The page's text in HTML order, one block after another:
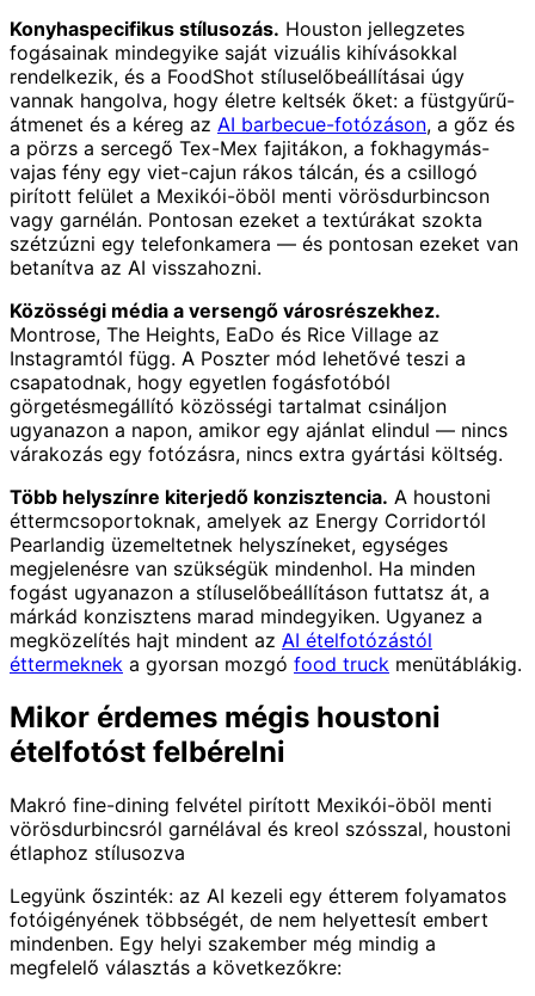
Konyhaspecifikus stílusozás. Houston jellegzetes
fogásainak mindegyike saját vizuális kihívásokkal
rendelkezik, és a FoodShot stíluselőbeállításai úgy
vannak hangolva, hogy életre keltsék őket: a füstgyűrű-
átmenet és a kéreg az AI barbecue-fotózáson, a gőz és
a pörzs a sercegő Tex-Mex fajitákon, a fokhagymás-
vajas fény egy viet-cajun rákos tálcán, és a csillogó
pirított felület a Mexikói-öböl menti vörösdurbincson
vagy garnélán. Pontosan ezeket a textúrákat szokta
szétzúzni egy telefonkamera — és pontosan ezeket van
betanítva az AI visszahozni.
Közösségi média a versengő városrészekhez.
Montrose, The Heights, EaDo és Rice Village az
Instagramtól függ. A Poszter mód lehetővé teszi a
csapatodnak, hogy egyetlen fogásfotóból
görgetésmegállító közösségi tartalmat csináljon
ugyanazon a napon, amikor egy ajánlat elindul — nincs
várakozás egy fotózásra, nincs extra gyártási költség.
Több helyszínre kiterjedő konzisztencia. A houstoni
éttermcsoportoknak, amelyek az Energy Corridortól
Pearlandig üzemeltetnek helyszíneket, egységes
megjelenésre van szükségük mindenhol. Ha minden
fogást ugyanazon a stíluselőbeállításon futtatsz át, a
márkád konzisztens marad mindegyiken. Ugyanez a
megközelítés hajt mindent az AI ételfotózástól
éttermeknek a gyorsan mozgó food truck menütáblákig.
Mikor érdemes mégis houstoni
ételfotóst felbérelni
Makró fine-dining felvétel pirított Mexikói-öböl menti
vörösdurbincsról garnélával és kreol szósszal, houstoni
étlaphoz stílusozva
Legyünk őszinték: az AI kezeli egy étterem folyamatos
fotóigényének többségét, de nem helyettesít embert
mindenben. Egy helyi szakember még mindig a
megfelelő választás a következőkre: